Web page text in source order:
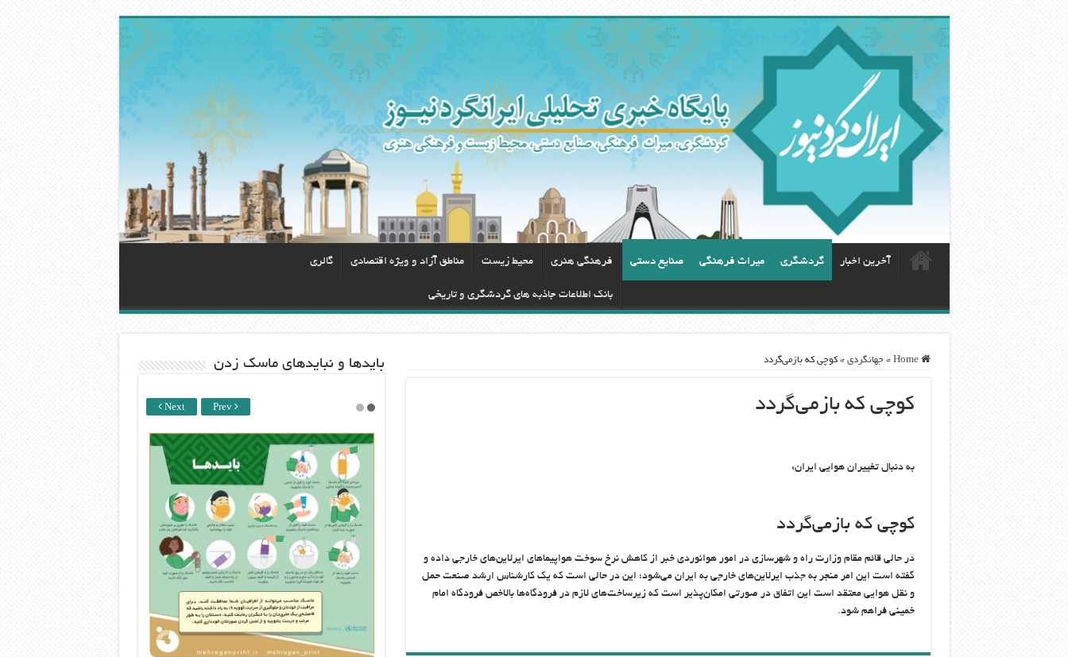
آخرین اخبار گردشگری ميراث فرهنگی صنایع دستی فرهنگی هنری محيط زيست مناطق آزاد و ویژه اقتصادی گالری
بانک اطلاعات جاذبه های گردشگری و تاریخی
Home
» جهانگردی » کوچی که بازمی‌گردد
کوچی که بازمی‌گردد
به دنبال تغییران هوایی ایران:
کوچی که بازمی‌گردد
در حالی قائم مقام وزارت راه و شهرسازی در امور هوانوردی خبر از کاهش نرخ سوخت هواپیماهای ایرلاین‌های خارجی داده و
گفته است این امر منجر به جذب ایرلاین‌های خارجی به ایران می‌شود؛ این در حالی است که یک کارشناس ارشد صنعت حمل
و نقل هوایی معتقد است این اتفاق در صورتی امکان‌پذیر است که زیرساخت‌های لازم در فرودگاه‌ها بالاخص فرودگاه امام
خمینی فراهم شود.
باید‌ها و نبایدهای ماسک زدن
Next Prev